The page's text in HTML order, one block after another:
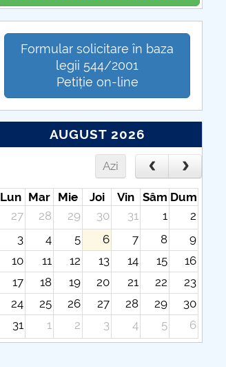
Formular solicitare în baza
legii 544/2001
Petiție on-line
AUGUST 2026
Azi
Lun Mar Mie Joi Vin Sâm Dum
27
28 29 30 31 1
2
3
4 5 6 7 8
9
10
11 12 13 14 15
16
17
18 19 20 21 22
23
24
25 26 27 28 29
30
31
1 2 3 4 5 6